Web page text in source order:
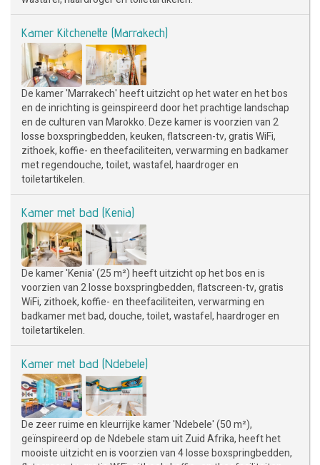
Kamer Kitchenette (Marrakech)
De kamer 'Marrakech' heeft uitzicht op het water en het bos
en de inrichting is geinspireerd door het prachtige landschap
en de culturen van Marokko. Deze kamer is voorzien van 2
losse boxspringbedden, keuken, flatscreen-tv, gratis WiFi,
zithoek, koffie- en theefaciliteiten, verwarming en badkamer
met regendouche, toilet, wastafel, haardroger en
toiletartikelen.
Kamer met bad (Kenia)
De kamer 'Kenia' (25 m²) heeft uitzicht op het bos en is
voorzien van 2 losse boxspringbedden, flatscreen-tv, gratis
WiFi, zithoek, koffie- en theefaciliteiten, verwarming en
badkamer met bad, douche, toilet, wastafel, haardroger en
toiletartikelen.
Kamer met bad (Ndebele)
De zeer ruime en kleurrijke kamer 'Ndebele' (50 m²),
geïnspireerd op de Ndebele stam uit Zuid Afrika, heeft het
mooiste uitzicht en is voorzien van 4 losse boxspringbedden,